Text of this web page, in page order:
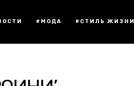
#МОДА #СТИЛЬ ЖИЗНИ